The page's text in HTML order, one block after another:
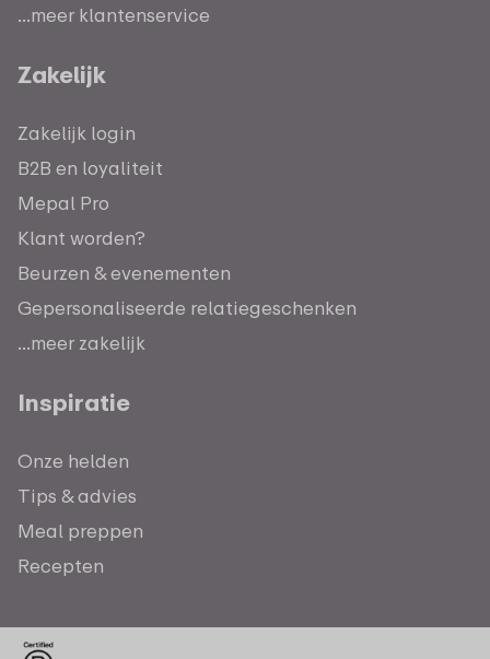
...meer klantenservice
Zakelijk
Zakelijk login
B2B en loyaliteit
Mepal Pro
Klant worden?
Beurzen & evenementen
Gepersonaliseerde relatiegeschenken
...meer zakelijk
Inspiratie
Onze helden
Tips & advies
Meal preppen
Recepten